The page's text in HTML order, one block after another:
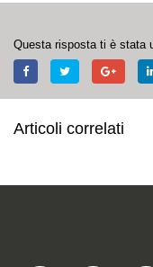
Questa risposta ti è stata
Articoli correlati